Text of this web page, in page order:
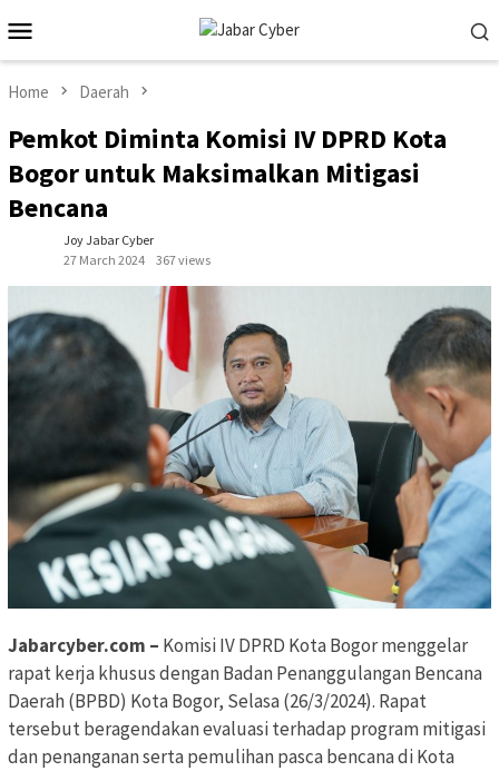
to
contentMenu
Home Daerah
Pemkot Diminta Komisi IV DPRD Kota
Bogor untuk Maksimalkan Mitigasi
Bencana
Joy Jabar Cyber
27 March 2024
367 views
Jabarcyber.com – Komisi IV DPRD Kota Bogor menggelar
rapat kerja khusus dengan Badan Penanggulangan Bencana
Daerah (BPBD) Kota Bogor, Selasa (26/3/2024). Rapat
tersebut beragendakan evaluasi terhadap program mitigasi
dan penanganan serta pemulihan pasca bencana di Kota